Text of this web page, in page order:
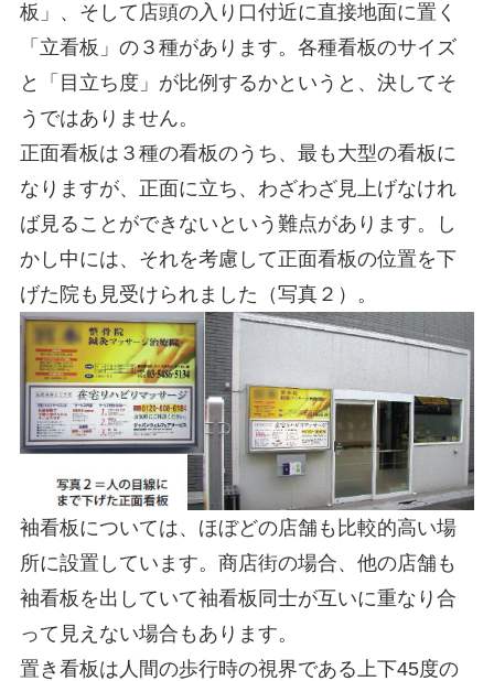
板」、そして店頭の入り口付近に直接地面に置く
「立看板」の３種があります。各種看板のサイズ
と「目立ち度」が比例するかというと、決してそ
うではありません。
正面看板は３種の看板のうち、最も大型の看板に
なりますが、正面に立ち、わざわざ見上げなけれ
ば見ることができないという難点があります。し
かし中には、それを考慮して正面看板の位置を下
げた院も見受けられました（写真２）。
袖看板については、ほぼどの店舗も比較的高い場
所に設置しています。商店街の場合、他の店舗も
袖看板を出していて袖看板同士が互いに重なり合
って見えない場合もあります。
置き看板は人間の歩行時の視界である上下45度の